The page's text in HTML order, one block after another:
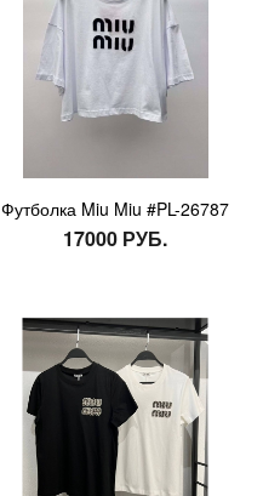
Футболка Miu Miu #PL-26787
17000 РУБ.